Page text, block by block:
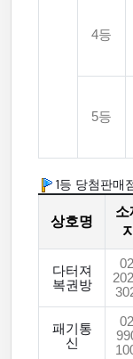
4등
5등
1등 당첨판매
상호명
소
다터져
복권방
패기통
신